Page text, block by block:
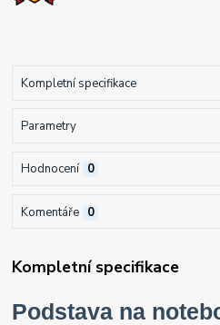
Kompletní specifikace
Parametry
Hodnocení 0
Komentáře 0
Kompletní specifikace
Podstava na